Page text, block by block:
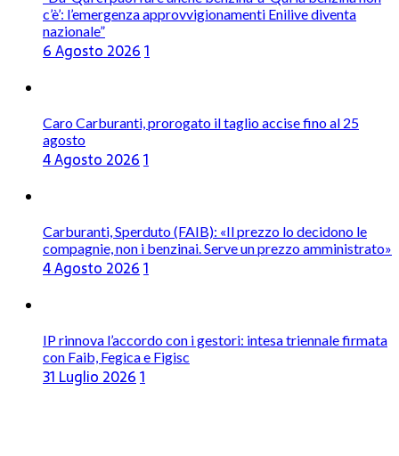
c’è’: l’emergenza approvvigionamenti Enilive diventa
nazionale”
6 Agosto 20261
Caro Carburanti, prorogato il taglio accise fino al 25
agosto
4 Agosto 20261
Carburanti, Sperduto (FAIB): «Il prezzo lo decidono le
compagnie, non i benzinai. Serve un prezzo amministrato»
4 Agosto 20261
IP rinnova l’accordo con i gestori: intesa triennale firmata
con Faib, Fegica e Figisc
31 Luglio 20261